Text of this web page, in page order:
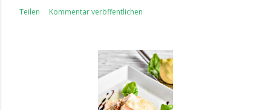
Teilen Kommentar veröffentlichen